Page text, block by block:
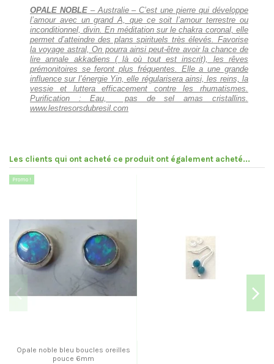
OPALE NOBLE– Australie – C’est une pierre qui développe
l’amour avec un grand A, que ce soit l’amour terrestre ou
inconditionnel, divin. En méditation sur le chakra coronal, elle
permet d’atteindre des plans spirituels très élevés. Favorise
la voyage astral, On pourra ainsi peut-être avoir la chance de
lire annale akkadiens ( là où tout est inscrit), les rêves
prémonitoires se feront plus fréquentes. Elle a une grande
influence sur l’énergie Yin, elle régularisera ainsi, les reins, la
vessie et luttera efficacement contre les rhumatismes.
Purification : Eau, pas de sel amas cristallins.
www.lestresorsdubresil.com
Les clients qui ont acheté ce produit ont également acheté...
Promo !
Opale noble bleu boucles oreilles
pouce 6mm